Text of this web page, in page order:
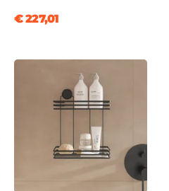
€ 227,01